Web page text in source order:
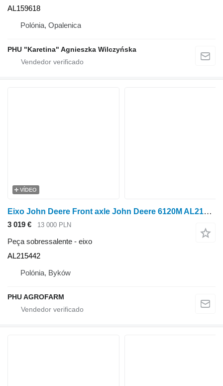
AL159618
Polónia, Opalenica
PHU "Karetina" Agnieszka Wilczyńska
VÍDEO
Eixo John Deere Front axle John Deere 6120M AL215442 para trator de rodas John Deere 6120M
3 019 € 13 000 PLN
Peça sobressalente - eixo
AL215442
Polónia, Byków
PHU AGROFARM